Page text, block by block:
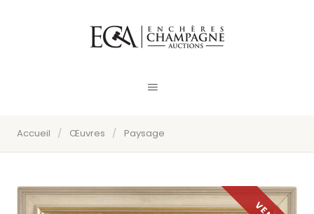
Accueil / Œuvres / Paysage